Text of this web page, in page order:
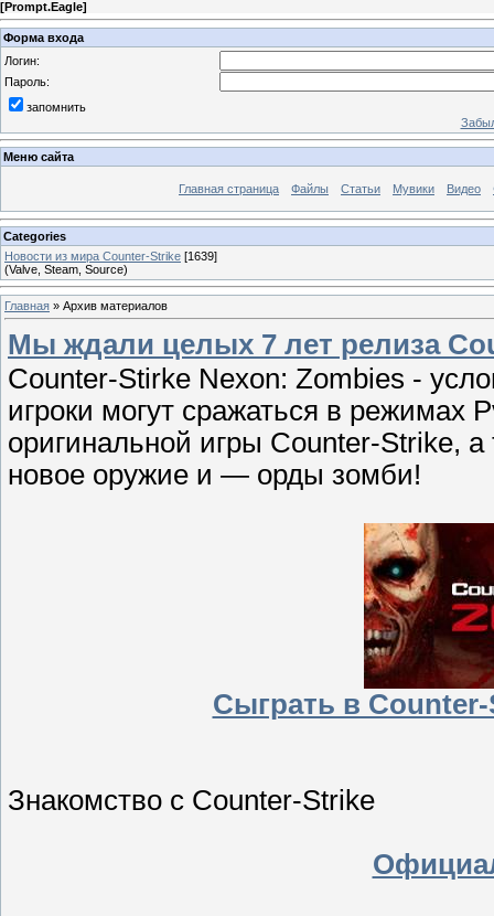
[Prompt.Eagle]
Форма входа
Логин:
Пароль:
запомнить
Меню сайта
Главная страница Файлы Статьи Мувики Видео
Categories
Новости из мира Counter-Strike [1639]
(Valve, Steam, Source)
Главная » Архив материалов
Мы ждали целых 7 лет релиза
Counter-Stirke Nexon: Zombies -
игроки могут сражаться в режимах
оригинальной игры Counter-Strike,
новое оружие и — орды зомби!
Сыграть в
Знакомство с Counter-Strike